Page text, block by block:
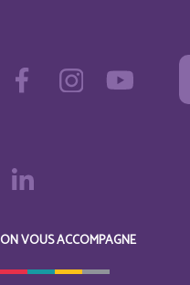
ON VOUS ACCOMPAGNE